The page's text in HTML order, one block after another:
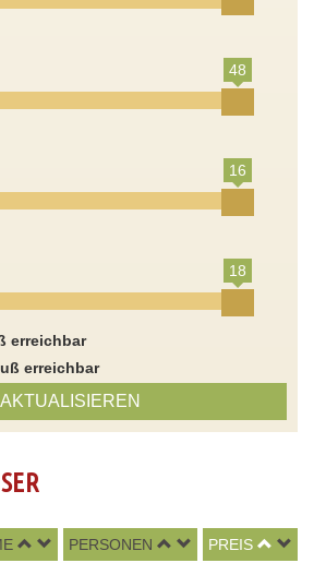
48
16
18
erreichbar
erreichbar
AKTUALISIEREN
PERSONEN PREIS